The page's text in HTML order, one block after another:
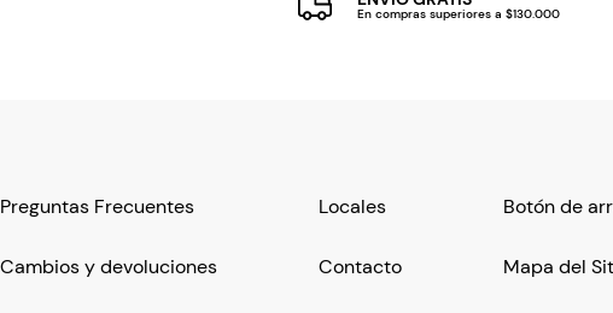
En compras superiores a $130.000
Preguntas Frecuentes
Cambios y devoluciones
Locales
Contacto
Botón de
Mapa del